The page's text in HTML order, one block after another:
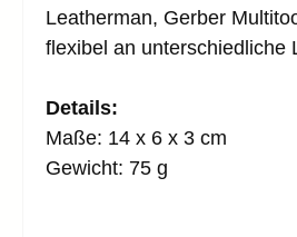
Leatherman, Gerber
flexibel an unterschiedliche
Details:
Maße: 14 x 6 x 3 cm
Gewicht: 75 g